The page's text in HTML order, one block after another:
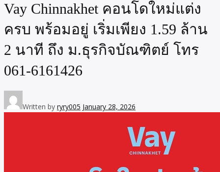
Vay Chinnakhet คอนโดใหม่แต่ง
ครบ พร้อมอยู่ เริ่มเพียง 1.59 ล้าน
2 นาที ถึง ม.ธุรกิจบัณฑิตย์ โทร
061-6161426
Written by ryry005 January 28, 2026